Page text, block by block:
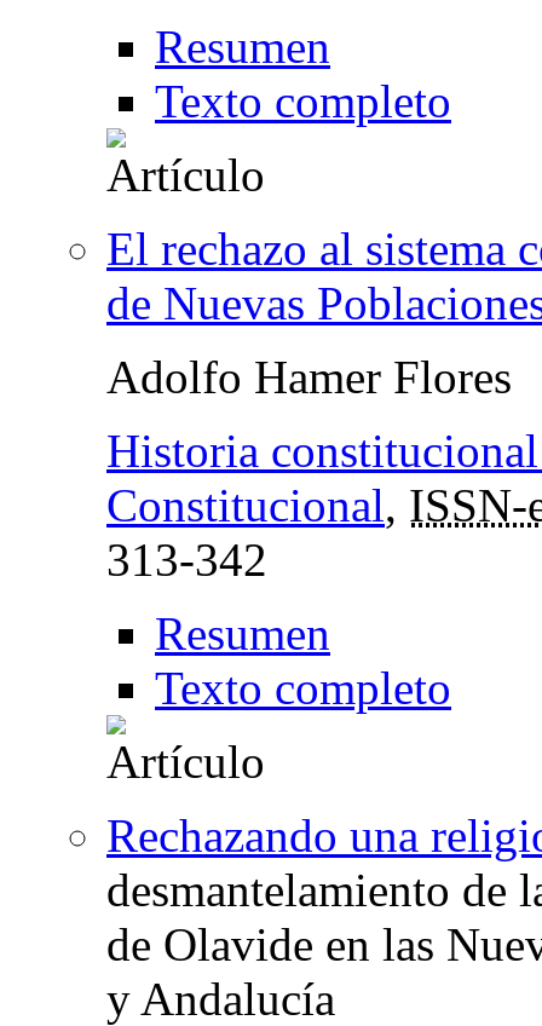
Resumen
Texto completo
El rechazo al sistema
de Nuevas
Adolfo Hamer Flores
Historia
Constitucional, ISSN-
313-342
Resumen
Texto completo
Rechazando una
desmantelamiento de
de Olavide en las
y Andalucía